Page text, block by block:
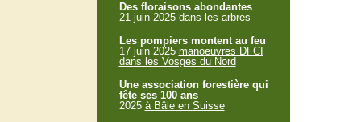
Des floraisons abondantes
21 juin 2025 dans les arbres
Les pompiers montent au feu
17 juin 2025 manoeuvres DFCI
dans les Vosges du Nord
Une association forestière qui
fête ses 100 ans
2025 à Bâle en Suisse